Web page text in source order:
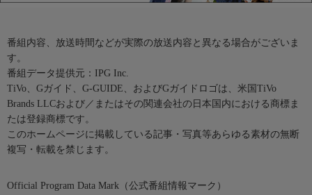
番組内容、放送時間などが実際の放送内容と異なる場合がございま
す。
番組データ提供元：IPG Inc.
TiVo、Gガイド、G-GUIDE、およびGガイドロゴは、米国TiVo
Brands LLCおよび／またはその関連会社の日本国内における商標ま
たは登録商標です。
このホームページに掲載している記事・写真等あらゆる素材の無断
複写・転載を禁じます。
Official Program Data Mark（公式番組情報マーク）